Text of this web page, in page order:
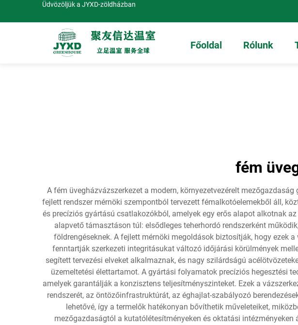
Üdvözöljük a JYXD-zöldházban
Főoldal Rólunk
fém
A fém üvegházvázszerkezet a modern, környezetvezérelt
fejlett rendszer mérnöki szempontból tervezett fémalkotóelemekből áll,
és precíziós gyártású csatlakozókból, amelyek egy erős alapot alkotnak
alapvető támasztáson túl: elsődleges teherhordó rendszerként
földrengéseknek. A fejlett mérnöki megoldások biztosítják, hogy ezek
fenntartják szerkezeti integritásukat változó időjárási körülmények
segített tervezési elveket alkalmaznak, és nagy szilárdságú
üzemeltetési élettartamot. A gyártási folyamatok precíziós hegesztési
amelyek garantálják a konzisztens teljesítményszinteket. Ezek a
rendszerét, az öntözőinfrastruktúrát, az éghajlat-szabályozó
lehetővé, így a termelők hatékonyan bővíthetik műveleteiket,
mezőgazdaságtól a kutatólétesítményeken és oktatási